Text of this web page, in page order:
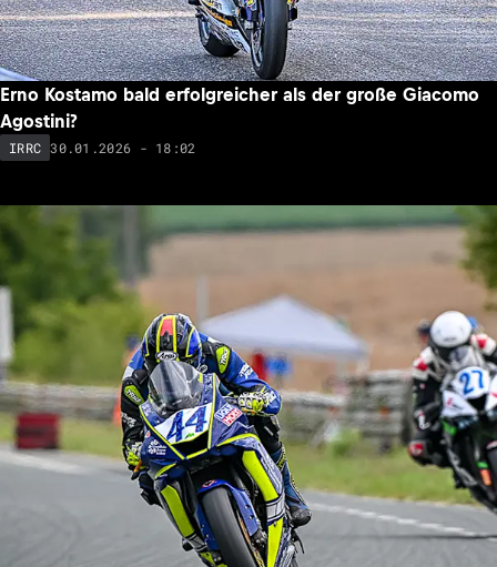
Erno Kostamo bald erfolgreicher als der große Giacomo
Agostini?
IRRC 30.01.2026 - 18:02